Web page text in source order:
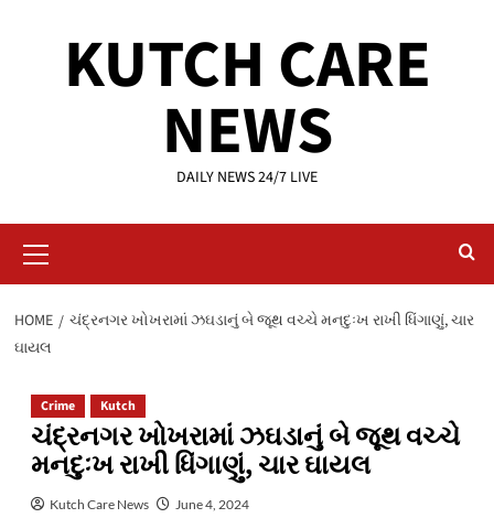
KUTCH CARE
NEWS
DAILY NEWS 24/7 LIVE
Menu
HOME
ચંદ્રનગર ખોખરામાં ઝઘડાનું બે જૂથ વચ્ચે મનદુઃખ રાખી ધિંગાણું, ચાર
ઘાયલ
Crime Kutch
ચંદ્રનગર ખોખરામાં ઝઘડાનું બે જૂથ વચ્ચે
મનદુઃખ રાખી ધિંગાણું, ચાર ઘાયલ
Kutch Care News June 4, 2024